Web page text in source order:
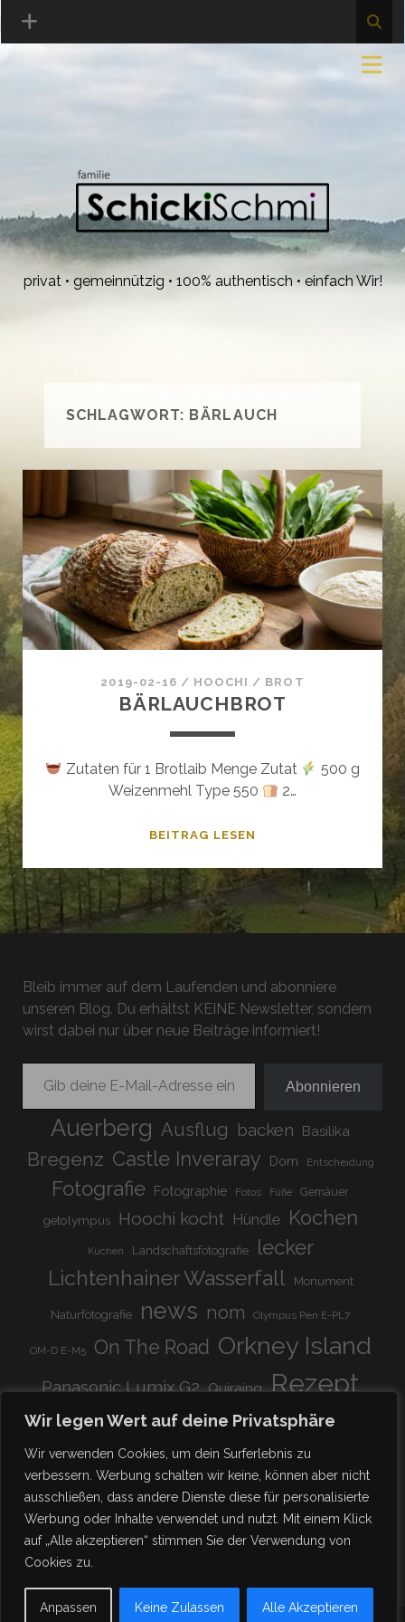
Wir legen Wert auf deine Privatsphäre
Wir verwenden Cookies, um dein Surferlebnis zu
verbessern. Werbung schalten wir keine, können aber nicht
ausschließen, dass andere Dienste diese für personalisierte
Werbung oder Inhalte verwendet und nutzt. Mit einem Klick
auf „Alle akzeptieren“ stimmen Sie der Verwendung von
Cookies zu.
Anpassen Keine Zulassen Alle Akzeptieren
privat • gemeinnützig • 100% authentisch • einfach Wir!
SCHLAGWORT: BÄRLAUCH
2019-02-16 / HOOCHI / BROT
BÄRLAUCHBROT
Zutaten für 1 Brotlaib Menge Zutat
500 g
Weizenmehl Type 550
2…
BEITRAG LESEN
Bleib immer auf dem Laufenden und abonniere
unseren Blog. Du erhältst KEINE Newsletter, sondern
wirst dabei nur über neue Beiträge informiert!
Gib deine E-Mail-Adresse ein ...
Abonnieren
Auerberg Ausflug backen Basilika
Bregenz Castle Inveraray Dom Entscheidung
Fotografie Fotographie Fotos Füße Gemäuer
getolympus Hoochi kocht Hündle Kochen
Kuchen Landschaftsfotografie lecker
Lichtenhainer Wasserfall Monument
Naturfotografie news nom Olympus Pen E-PL7
OM-D E-M5 On The Road Orkney Island
Panasonic Lumix G2 Quiraing Rezept
Rundreise schnell & einfach Scotland
Stadion super lecker Systemkamera
vegetarisch Viadukt weitnau woooohoooo!!!!
zu Hause ♥